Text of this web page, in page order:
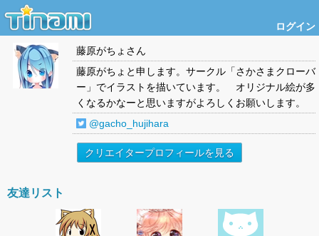
ログイン
藤原がちょ さん
藤原がちょと申します。サークル「さかさまクローバ
ー」でイラストを描いています。 オリジナル絵が多
くなるかなーと思いますがよろしくお願いします。
@gacho_hujihara
クリエイタープロフィールを見る
友達リスト